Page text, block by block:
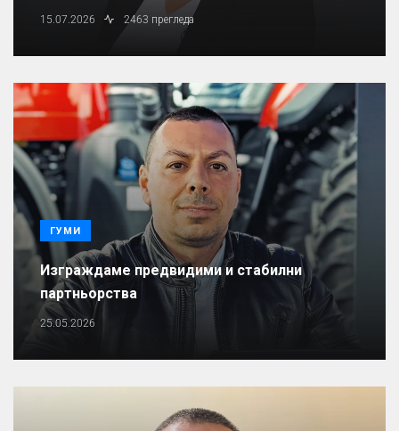
15.07.2026 2463 прегледа
ГУМИ
Изграждаме предвидими и стабилни
партньорства
25.05.2026